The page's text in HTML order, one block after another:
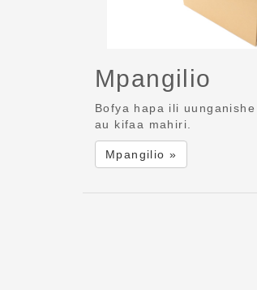
Mpangilio
Bofya hapa ili
au kifaa mahiri.
Mpangilio »